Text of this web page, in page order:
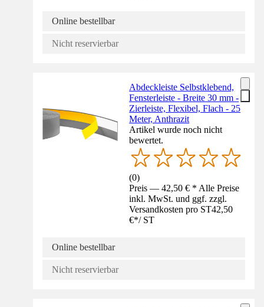
Online bestellbar
Nicht reservierbar
Abdeckleiste Selbstklebend,
Fensterleiste - Breite 30 mm -
Zierleiste, Flexibel, Flach - 25
Meter, Anthrazit
Artikel wurde noch nicht
bewertet.
(0)
Preis — 42,50 € * Alle Preise
inkl. MwSt. und ggf. zzgl.
Versandkosten pro ST42,50
€*/ ST
Online bestellbar
Nicht reservierbar